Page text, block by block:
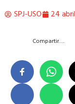
SPJ-USO 24
Compartir….